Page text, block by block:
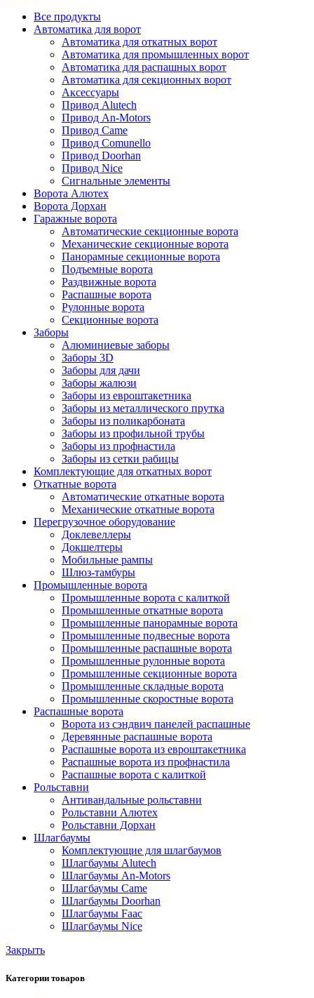
Все продукты
Автоматика для ворот
Автоматика для откатных ворот
Автоматика для промышленных ворот
Автоматика для распашных ворот
Автоматика для секционных ворот
Аксессуары
Привод Alutech
Привод An-Motors
Привод Came
Привод Comunello
Привод Doorhan
Привод Nice
Сигнальные элементы
Ворота Алютех
Ворота Дорхан
Гаражные ворота
Автоматические секционные ворота
Механические секционные ворота
Панорамные секционные ворота
Подъемные ворота
Раздвижные ворота
Распашные ворота
Рулонные ворота
Секционные ворота
Заборы
Алюминиевые заборы
Заборы 3D
Заборы для дачи
Заборы жалюзи
Заборы из евроштакетника
Заборы из металлического прутка
Заборы из поликарбоната
Заборы из профильной трубы
Заборы из профнастила
Заборы из сетки рабицы
Комплектующие для откатных ворот
Откатные ворота
Автоматические откатные ворота
Механические откатные ворота
Перегрузочное оборудование
Доклевеллеры
Докшелтеры
Мобильные рампы
Шлюз-тамбуры
Промышленные ворота
Промышленные ворота с калиткой
Промышленные откатные ворота
Промышленные панорамные ворота
Промышленные подвесные ворота
Промышленные распашные ворота
Промышленные рулонные ворота
Промышленные секционные ворота
Промышленные складные ворота
Промышленные скоростные ворота
Распашные ворота
Ворота из сэндвич панелей распашные
Деревянные распашные ворота
Распашные ворота из евроштакетника
Распашные ворота из профнастила
Распашные ворота с калиткой
Рольставни
Антивандальные рольставни
Рольставни Алютех
Рольставни Дорхан
Шлагбаумы
Комплектующие для шлагбаумов
Шлагбаумы Alutech
Шлагбаумы An-Motors
Шлагбаумы Came
Шлагбаумы Doorhan
Шлагбаумы Faac
Шлагбаумы Nice
Закрыть
Категории товаров